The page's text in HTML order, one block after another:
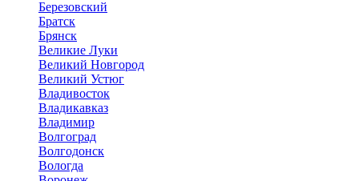
Березовский
Братск
Брянск
Великие Луки
Великий Новгород
Великий Устюг
Владивосток
Владикавказ
Владимир
Волгоград
Волгодонск
Вологда